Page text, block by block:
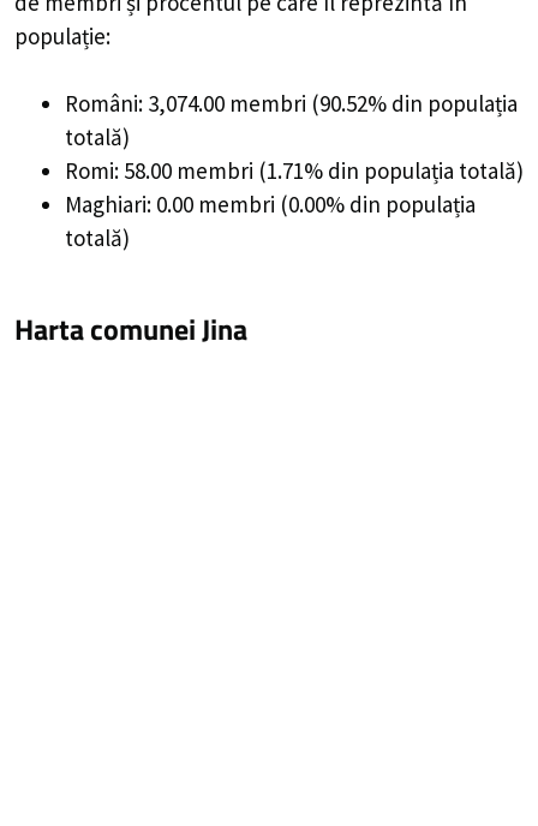
populație:
Români: 3,074.00 membri (90.52% din populația
totală)
Romi: 58.00 membri (1.71% din populația totală)
Maghiari: 0.00 membri (0.00% din populația
totală)
Harta comunei Jina